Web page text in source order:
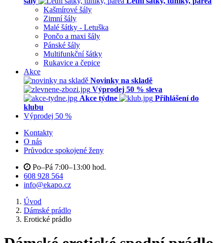
Kašmírové šály
Zimní šály
Malé šátky - Letuška
Pončo a maxi šály
Pánské šály
Multifunkční šátky
Rukavice a čepice
Akce
Novinky na skladě
Výprodej 50 % sleva
Akce týdne
Přihlášení do
klubu
Výprodej 50 %
Kontakty
O nás
Průvodce spokojené ženy
Po–Pá 7:00–13:00 hod.
608 928 564
info@ekapo.cz
Úvod
Dámské prádlo
Erotické prádlo